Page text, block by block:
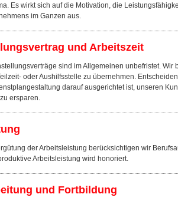
Es wirkt sich auf die Motivation, die
im Ganzen aus.
und Arbeitszeit
sind im Allgemeinen unbefristet.
oder Aushilfsstelle zu übernehmen.
darauf ausgerichtet ist, unseren
ersparen.
der Arbeitsleistung berücksichtigen wir
Arbeitsleistung wird honoriert.
und Fortbildung